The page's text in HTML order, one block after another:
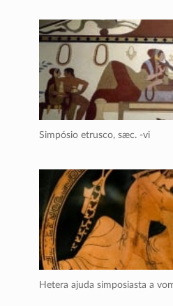
Simpósio etrusco, sæc. -vi
Hetera ajuda simposiasta a